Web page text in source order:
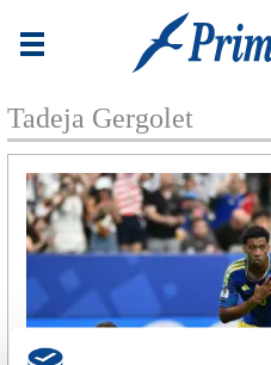
Novice
Goriška
Kultura
Šport
Še
Vreme
Tadeja Gergolet